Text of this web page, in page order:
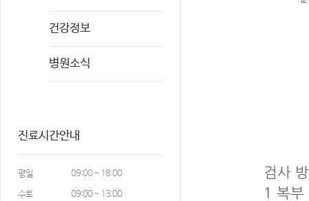
건강정보
병원소식
진료시간안내
평일
09:00 ~ 18:00
수토
09:00 ~ 13:00
검사
1
복부